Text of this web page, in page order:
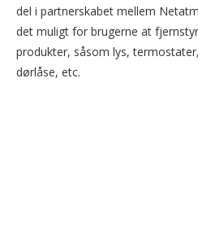
del i partnerskabet mellem
det muligt for brugerne at
produkter, såsom lys,
dørlåse, etc.